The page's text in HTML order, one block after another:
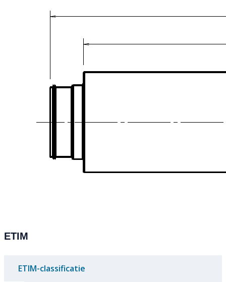
ETIM
ETIM-classificatie